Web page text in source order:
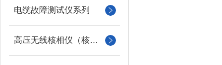
电缆故障测试仪系列
高压无线核相仪（核相器）